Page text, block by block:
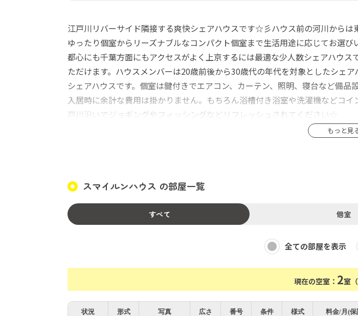
江戸川リバーサイド隣接する爽快シェアハウスです☆彡ハウス前の河川からは
ゆったり個室からリーズナブルなコンパクト個室まで生活用途に応じてお選び
都心にも千葉方面にもアクセスがよく上京するには最適な少人数シェアハウ
ただけます。ハウスメンバーは20歳前後から30歳代の年代を対象としたシェ
シェアハウスです。個室は鍵付きでエアコン、カーテン、照明、寝台など備品設
入居時に余計な費用は掛かりません。もちろん浴槽付き浴室や洗濯機などコ
戸川沿いでジョギングやフィッシングなどリフレッシュされてください☆
もっと見
スマイルンハウス の部屋一覧
すべて 個室
全ての部屋を表示
現在の空室： 2室
状況 形式 写真 広さ 番号 条件 様式 料金/月(保